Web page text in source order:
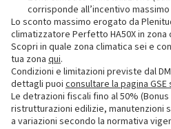
corrisponde all’incentivo massimo
Lo sconto massimo erogato da
climatizzatore Perfetto HA50X in zona
Scopri in quale zona climatica sei e
tua zona qui.
Condizioni e limitazioni previste dal
dettagli puoi consultare la pagina
Le detrazioni fiscali fino al 50%
ristrutturazioni edilizie, manutenzioni
a variazioni secondo la normativa